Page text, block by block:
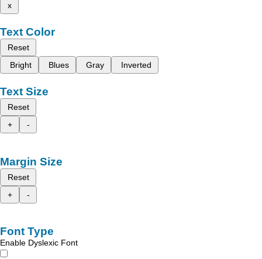
x
Text Color
Reset
Bright
Blues Gray Inverted
Text Size
Reset
+
-
Margin Size
Reset
+
-
Font Type
Enable Dyslexic Font